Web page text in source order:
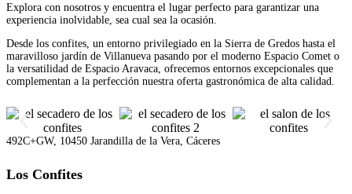
Explora con nosotros y encuentra el lugar perfecto para garantizar una
experiencia inolvidable, sea cual sea la ocasión.
Desde los confites, un entorno privilegiado en la Sierra de Gredos hasta el
maravilloso jardín de Villanueva pasando por el moderno Espacio Comet o
la versatilidad de Espacio Aravaca, ofrecemos entornos excepcionales que
complementan a la perfección nuestra oferta gastronómica de alta calidad.
492C+GW, 10450 Jarandilla de la Vera, Cáceres
Los Confites